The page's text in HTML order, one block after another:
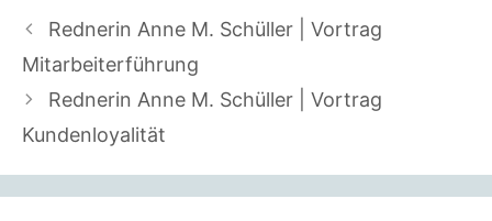
Rednerin Anne M. Schüller | Vortrag
Mitarbeiterführung
Rednerin Anne M. Schüller | Vortrag
Kundenloyalität